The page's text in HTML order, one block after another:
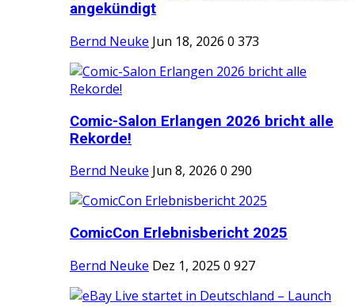
angekündigt
Bernd Neuke Jun 18, 2026 0 373
Comic-Salon Erlangen 2026 bricht alle
Rekorde!
Bernd Neuke Jun 8, 2026 0 290
ComicCon Erlebnisbericht 2025
Bernd Neuke Dez 1, 2025 0 927